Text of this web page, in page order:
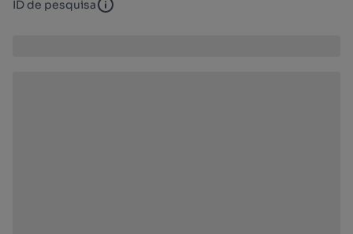
ID de pesquisa ID de pesquisa